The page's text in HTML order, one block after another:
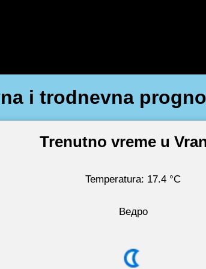
i trodnevna
Trenutno vreme u
Temperatura: 17.4 °C
Ведро